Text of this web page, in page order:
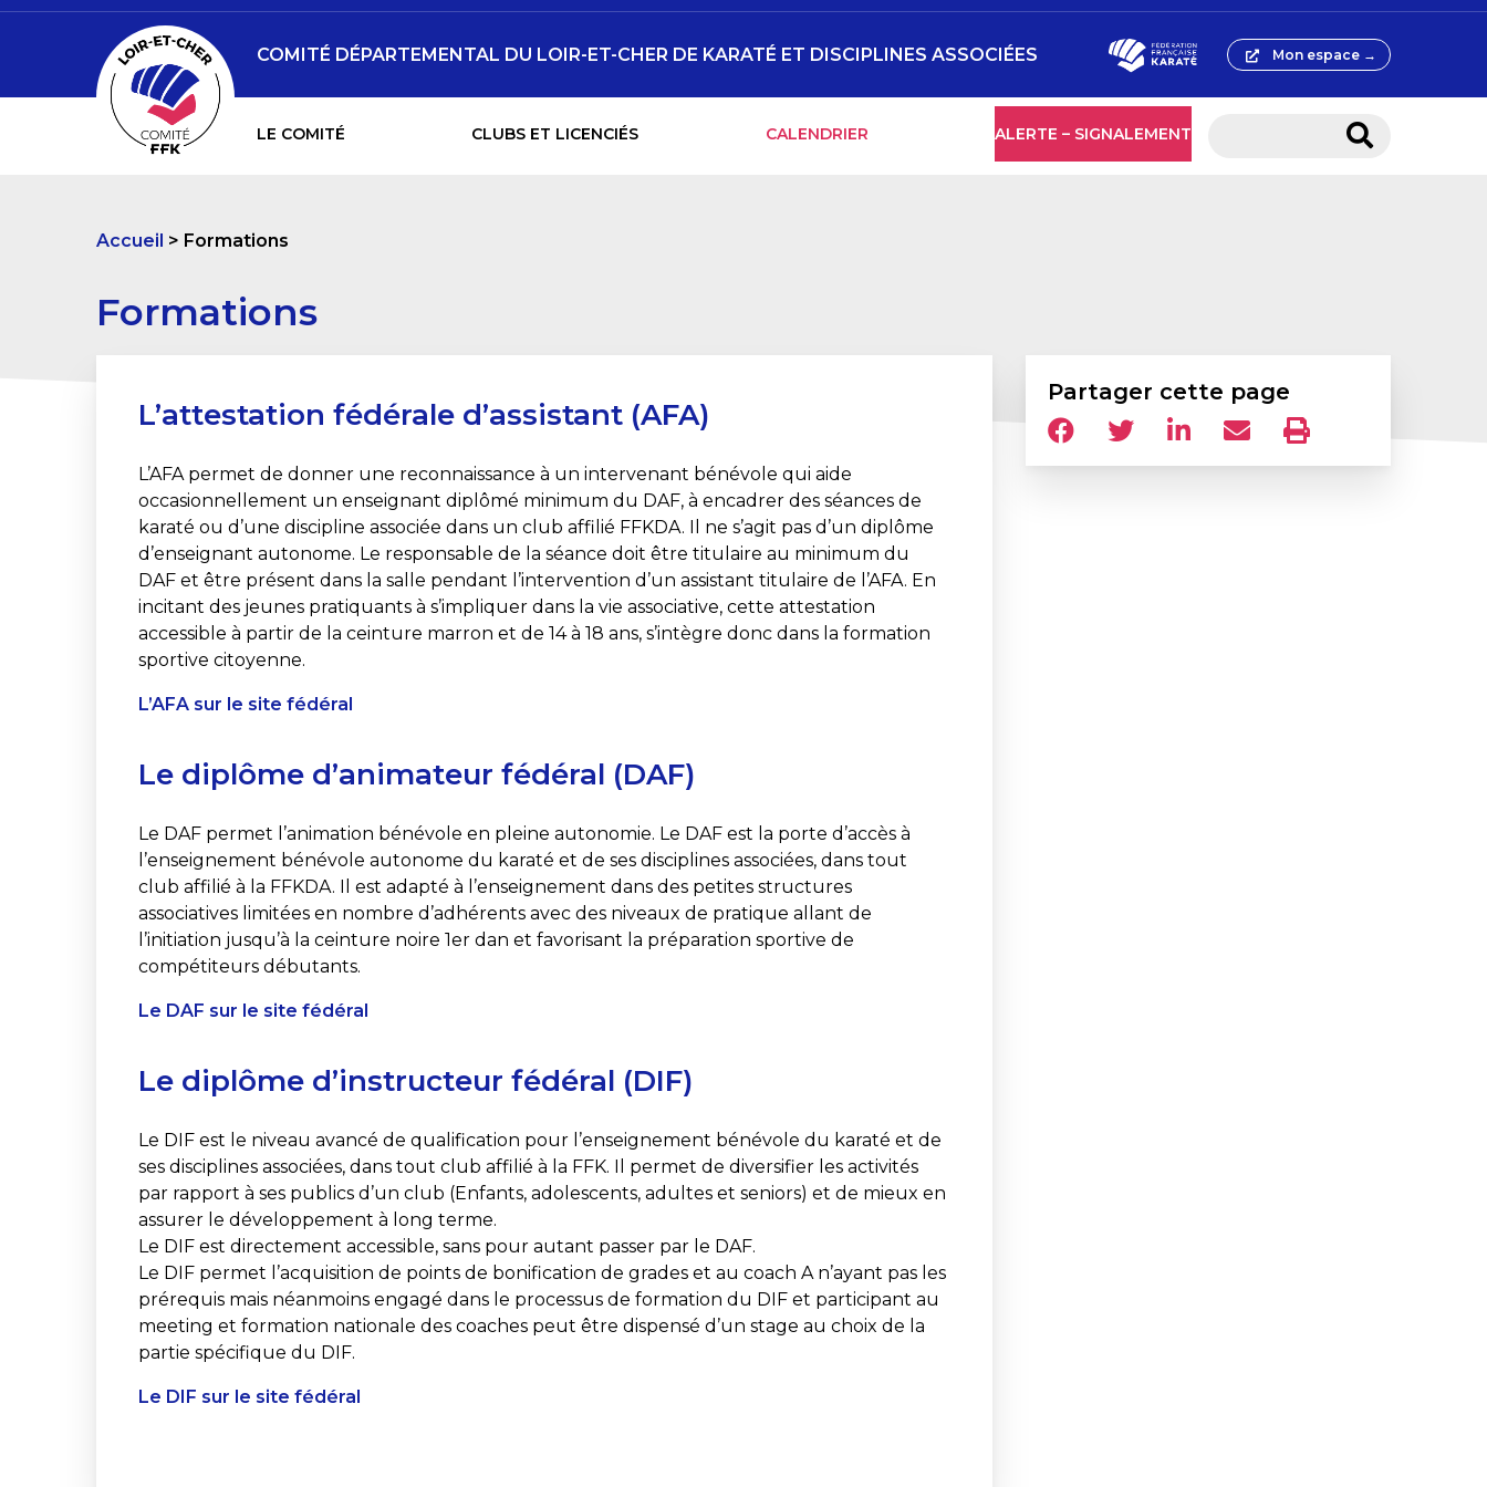
LE COMITÉ CLUBS ET LICENCIÉS CALENDRIER ALERTE – SIGNALEMENT
COMITÉ DÉPARTEMENTAL DU LOIR-ET-CHER DE KARATÉ ET DISCIPLINES ASSOCIÉES Mon espace →
Accueil Formations
Formations
L’attestation fédérale d’assistant (AFA)
L’AFA permet de donner une reconnaissance à un intervenant bénévole qui aide
occasionnellement un enseignant diplômé minimum du DAF, à encadrer des séances de
karaté ou d’une discipline associée dans un club affilié FFKDA. Il ne s’agit pas d’un diplôme
d’enseignant autonome. Le responsable de la séance doit être titulaire au minimum du
DAF et être présent dans la salle pendant l’intervention d’un assistant titulaire de l’AFA. En
incitant des jeunes pratiquants à s’impliquer dans la vie associative, cette attestation
accessible à partir de la ceinture marron et de 14 à 18 ans, s’intègre donc dans la formation
sportive citoyenne.
L’AFA sur le site fédéral
Le diplôme d’animateur fédéral (DAF)
Le DAF permet l’animation bénévole en pleine autonomie. Le DAF est la porte d’accès à
l’enseignement bénévole autonome du karaté et de ses disciplines associées, dans tout
club affilié à la FFKDA. Il est adapté à l’enseignement dans des petites structures
associatives limitées en nombre d’adhérents avec des niveaux de pratique allant de
l’initiation jusqu’à la ceinture noire 1er dan et favorisant la préparation sportive de
compétiteurs débutants.
Le DAF sur le site fédéral
Le diplôme d’instructeur fédéral (DIF)
Le DIF est le niveau avancé de qualification pour l’enseignement bénévole du karaté et de
ses disciplines associées, dans tout club affilié à la FFK. Il permet de diversifier les activités
par rapport à ses publics d’un club (Enfants, adolescents, adultes et seniors) et de mieux en
assurer le développement à long terme.
Le DIF est directement accessible, sans pour autant passer par le DAF.
Le DIF permet l’acquisition de points de bonification de grades et au coach A n’ayant pas les
prérequis mais néanmoins engagé dans le processus de formation du DIF et participant au
meeting et formation nationale des coaches peut être dispensé d’un stage au choix de la
partie spécifique du DIF.
Le DIF sur le site fédéral
Partager cette page